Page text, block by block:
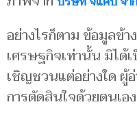
อย่างไรก็ตาม ข้อมูลข้
เศรษฐกิจเท่านั้น มิได้
เชิญชวนแต่อย่างใด
การตัดสินใจด้วยตนเอง